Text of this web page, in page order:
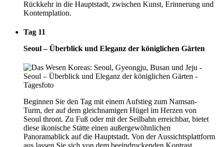
Rückkehr in die Hauptstadt, zwischen Kunst, Erinnerung und
Kontemplation.
Tag 11
Seoul – Überblick und Eleganz der königlichen Gärten
Beginnen Sie den Tag mit einem Aufstieg zum Namsan-
Turm, der auf dem gleichnamigen Hügel im Herzen von
Seoul thront. Zu Fuß oder mit der Seilbahn erreichbar, bietet
diese ikonische Stätte einen außergewöhnlichen
Panoramablick auf die Hauptstadt. Von der Aussichtsplattform